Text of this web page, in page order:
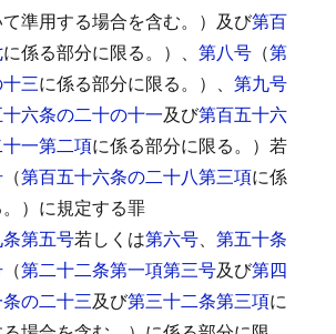
準用する場合を含む。）及び第百
に係る部分に限る。）、 第八号 （第
三に係る部分に限る。）、 第九号
六条の二十の十一及び第百五十六
一第二項に係る部分に限る。）若
（第百五十六条の二十八第三項に係
）に規定する罪
第五号若しくは第六号、 第五十条
（第二十二条第一項第三号及び第四
の二十三及び第三十二条第三項に